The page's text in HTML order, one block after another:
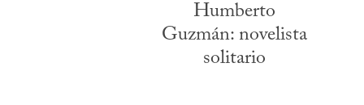
Humberto
Guzmán: novelista
solitario